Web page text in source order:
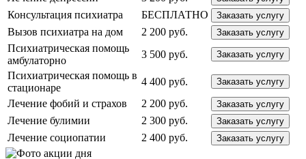
Консультация психиатра БЕСПЛАТНО Заказать услугу
Вызов психиатра на дом 2 200 руб. Заказать услугу
Психиатрическая помощь
амбулаторно
3 500 руб. Заказать услугу
Психиатрическая помощь в
стационаре
4 400 руб. Заказать услугу
Лечение фобий и страхов 2 200 руб. Заказать услугу
Лечение булимии 2 300 руб. Заказать услугу
Лечение социопатии 2 400 руб. Заказать услугу